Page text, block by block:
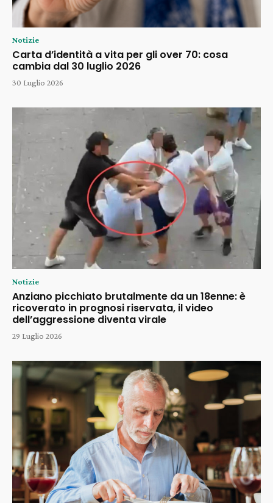
Notizie
Carta d’identità a vita per gli over 70: cosa
cambia dal 30 luglio 2026
30 Luglio 2026
Notizie
Anziano picchiato brutalmente da un 18enne: è
ricoverato in prognosi riservata, il video
dell’aggressione diventa virale
29 Luglio 2026